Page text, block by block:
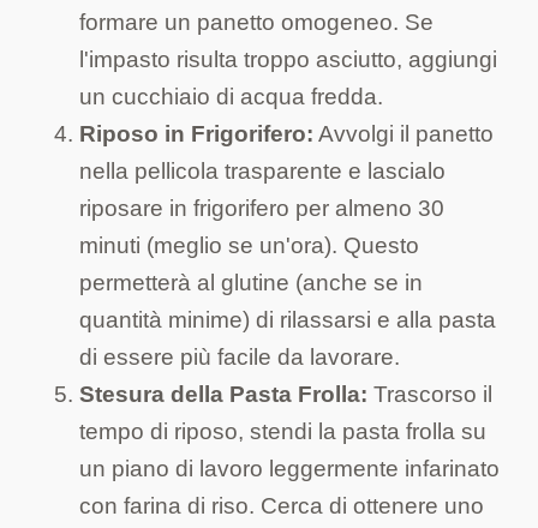
formare un panetto omogeneo. Se
l'impasto risulta troppo asciutto, aggiungi
un cucchiaio di acqua fredda.
Riposo in Frigorifero: Avvolgi il panetto
nella pellicola trasparente e lascialo
riposare in frigorifero per almeno 30
minuti (meglio se un'ora). Questo
permetterà al glutine (anche se in
quantità minime) di rilassarsi e alla pasta
di essere più facile da lavorare.
Stesura della Pasta Frolla: Trascorso il
tempo di riposo, stendi la pasta frolla su
un piano di lavoro leggermente infarinato
con farina di riso. Cerca di ottenere uno